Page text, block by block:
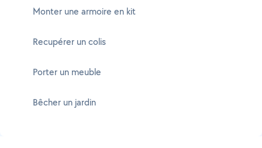
Monter une armoire en kit
Recupérer un colis
Porter un meuble
Bêcher un jardin